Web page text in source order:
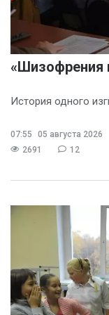
«Шизофрения
История одного
07:55
05 августа 2026
2691
12